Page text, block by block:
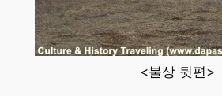
<불상 뒷편>